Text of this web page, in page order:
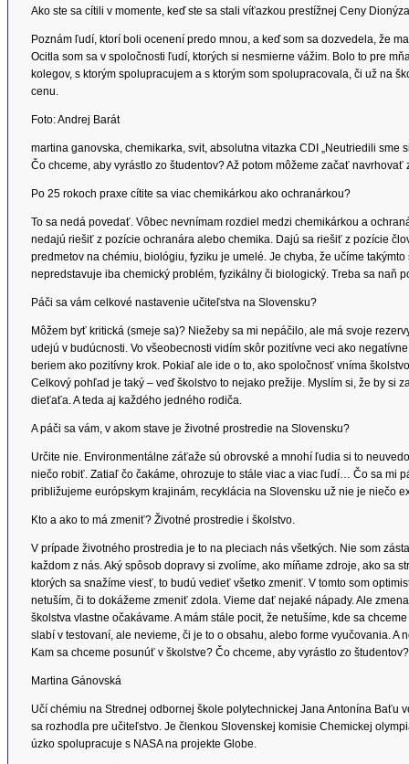
Ako ste sa cítili v momente, keď ste sa stali víťazkou prestížnej Ceny
Poznám ľudí, ktorí boli ocenení predo mnou, a keď som sa dozvedela, že
Ocitla som sa v spoločnosti ľudí, ktorých si nesmierne vážim. Bolo to pre
kolegov, s ktorým spolupracujem a s ktorým som spolupracovala, či už na
cenu.
Foto: Andrej Barát
martina ganovska, chemikarka, svit, absolutna vitazka CDI „Neutriedili
Čo chceme, aby vyrástlo zo študentov? Až potom môžeme začať navrhovať
Po 25 rokoch praxe cítite sa viac chemikárkou ako ochranárkou?
To sa nedá povedať. Vôbec nevnímam rozdiel medzi chemikárkou a
nedajú riešiť z pozície ochranára alebo chemika. Dajú sa riešiť z pozície
predmetov na chémiu, biológiu, fyziku je umelé. Je chyba, že učíme
nepredstavuje iba chemický problém, fyzikálny či biologický. Treba sa naň
Páči sa vám celkové nastavenie učiteľstva na Slovensku?
Môžem byť kritická (smeje sa)? Niežeby sa mi nepáčilo, ale má svoje
udejú v budúcnosti. Vo všeobecnosti vidím skôr pozitívne veci ako
beriem ako pozitívny krok. Pokiaľ ale ide o to, ako spoločnosť vníma
Celkový pohľad je taký – veď školstvo to nejako prežije. Myslím si, že by si
dieťaťa. A teda aj každého jedného rodiča.
A páči sa vám, v akom stave je životné prostredie na Slovensku?
Určite nie. Environmentálne záťaže sú obrovské a mnohí ľudia si to
niečo robiť. Zatiaľ čo čakáme, ohrozuje to stále viac a viac ľudí… Čo sa mi
približujeme európskym krajinám, recyklácia na Slovensku už nie je niečo
Kto a ako to má zmeniť? Životné prostredie i školstvo.
V prípade životného prostredia je to na pleciach nás všetkých. Nie som
každom z nás. Aký spôsob dopravy si zvolíme, ako míňame zdroje, ako sa
ktorých sa snažíme viesť, to budú vedieť všetko zmeniť. V tomto som
netuším, či to dokážeme zmeniť zdola. Vieme dať nejaké nápady. Ale
školstva vlastne očakávame. A mám stále pocit, že netušíme, kde sa
slabí v testovaní, ale nevieme, či je to o obsahu, alebo forme vyučovania.
Kam sa chceme posunúť v školstve? Čo chceme, aby vyrástlo zo
Martina Gánovská
Učí chémiu na Strednej odbornej škole polytechnickej Jana Antonína Baťu
sa rozhodla pre učiteľstvo. Je členkou Slovenskej komisie Chemickej
úzko spolupracuje s NASA na projekte Globe.